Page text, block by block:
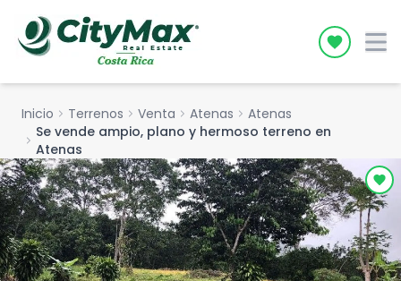
Icon
Inicio chevron_right Terrenos chevron_right Venta chevron_right Atenas chevron_right Atenas
chevron_right Se vende ampio, plano y hermoso terreno en
Atenas